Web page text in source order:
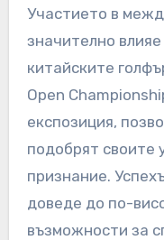
Участието в
значително
китайските
Open
експозиция,
подобрят своите
признание.
доведе до по-
възможности за